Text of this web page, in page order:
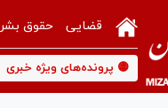
قضایی حقوق بشر
🟡 پرونده‌های ویژه خبری